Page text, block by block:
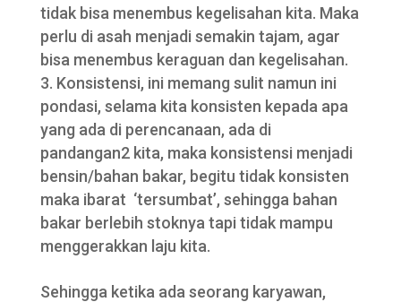
tidak bisa menembus kegelisahan kita. Maka
perlu di asah menjadi semakin tajam, agar
bisa menembus keraguan dan kegelisahan.
Konsistensi, ini memang sulit namun ini
pondasi, selama kita konsisten kepada apa
yang ada di perencanaan, ada di
pandangan2 kita, maka konsistensi menjadi
bensin/bahan bakar, begitu tidak konsisten
maka ibarat ‘tersumbat’, sehingga bahan
bakar berlebih stoknya tapi tidak mampu
menggerakkan laju kita.
Sehingga ketika ada seorang karyawan,